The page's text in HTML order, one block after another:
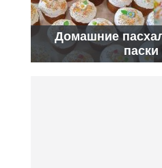
Домашние
паски